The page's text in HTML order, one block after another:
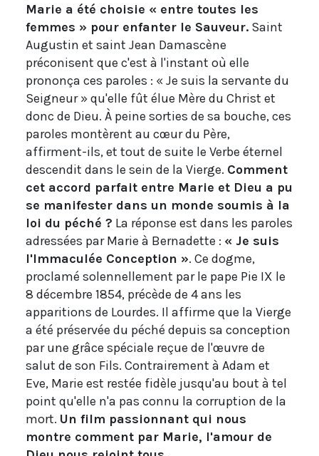
Marie a été choisie « entre toutes les
femmes » pour enfanter le Sauveur. Saint
Augustin et saint Jean Damascène
préconisent que c'est à l'instant où elle
prononça ces paroles : « Je suis la servante du
Seigneur » qu'elle fût élue Mère du Christ et
donc de Dieu. À peine sorties de sa bouche, ces
paroles montèrent au cœur du Père,
affirment-ils, et tout de suite le Verbe éternel
descendit dans le sein de la Vierge. Comment
cet accord parfait entre Marie et Dieu a pu
se manifester dans un monde soumis à la
loi du péché ? La réponse est dans les paroles
adressées par Marie à Bernadette : « Je suis
l'Immaculée Conception ». Ce dogme,
proclamé solennellement par le pape Pie IX le
8 décembre 1854, précède de 4 ans les
apparitions de Lourdes. Il affirme que la Vierge
a été préservée du péché depuis sa conception
par une grâce spéciale reçue de l'œuvre de
salut de son Fils. Contrairement à Adam et
Eve, Marie est restée fidèle jusqu'au bout à tel
point qu'elle n'a pas connu la corruption de la
mort. Un film passionnant qui nous
montre comment par Marie, l'amour de